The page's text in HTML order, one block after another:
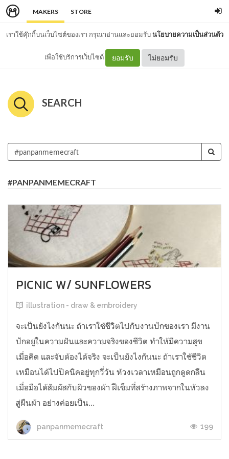
MAKERS STORE
เราใช้คุ๊กกี้บนเว็บไซต์ของเรา กรุณาอ่านและยอมรับนโยบายความเป็นส่วนตัว
เพื่อใช้บริการเว็บไซต์ ยอมรับ ไม่ยอมรับ
SEARCH
#PANPANMEMECRAFT
PICNIC W/ SUNFLOWERS
illustration - draw & embroidery
จะเป็นยังไงกันนะ ถ้าเราใช้ชีวิตไปกับงานปักของเรา มีงาน
ปักอยู่ในความฝันและความจริงของชีวิต ทำให้มีความสุข
เมื่อคิด และจับต้องได้จริง จะเป็นยังไงกันนะ ถ้าเราใช้ชีวิต
เหมือนได้ไปปิคนิคอยู่ทุกวี่วัน ห้วงเวลาเหมือนถูกดูดกลืน
เมื่อมือได้สัมผัสกับผิวของผ้า ฝีเข็มที่สร้างภาพจากในหัวลง
สู่ผืนผ้า อย่างค่อยเป็น...
panpanmemecraft 199